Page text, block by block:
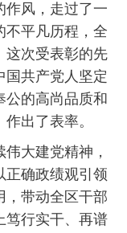
作风，走过了一
不平凡历程，全
这次受表彰的先
国共产党人坚定
公的高尚品质和
出了表率。
大建党精神，
正确政绩观引领
，带动全区干部
笃行实干、再谱